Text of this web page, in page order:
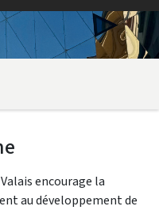
encourage la
au développement de